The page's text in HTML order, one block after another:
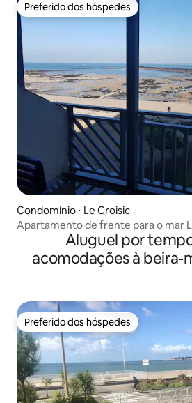
Preferido dos hóspedes
Preferido dos hóspedes
Condomínio ⋅ Le Croisic
Apartamento de frente para o mar
Aluguel por
acomodações à beira-
Preferido dos hóspedes
Preferido dos hóspedes